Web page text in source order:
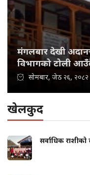
मंगलबार देखी
विभागको टोली
सोमबार, जेठ २६, २०८२
खेलकुद
सर्वाधिक